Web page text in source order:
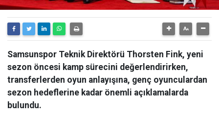
Samsunspor Teknik Direktörü Thorsten Fink, yeni
sezon öncesi kamp sürecini değerlendirirken,
transferlerden oyun anlayışına, genç oyunculardan
sezon hedeflerine kadar önemli açıklamalarda
bulundu.